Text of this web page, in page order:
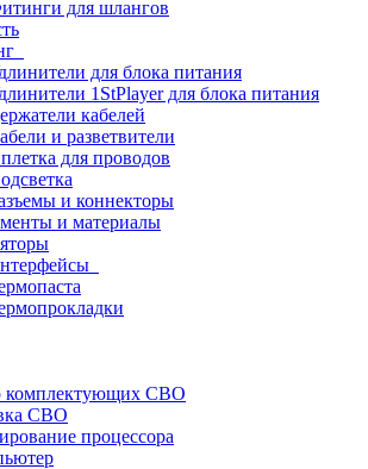
для шлангов
для блока питания
1StPlayer для блока питания
кабелей
и разветвители
для проводов
и коннекторы
и материалы
комплектующих СВО
СВО
процессора